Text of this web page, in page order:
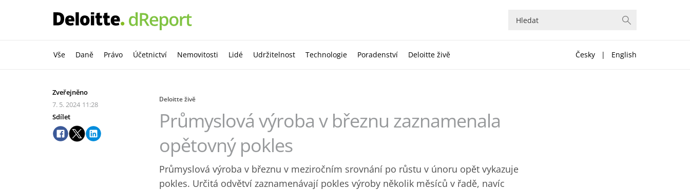
Vše Daně Právo Účetnictví Nemovitosti Lidé Udržitelnost Technologie Poradenství Deloitte živě Česky | English
Zveřejněno
7. 5. 2024 11:28
Sdílet
Deloitte živě
Průmyslová výroba v březnu zaznamenala
opětovný pokles
Průmyslová výroba v březnu v meziročním srovnání po růstu v únoru opět vykazuje
pokles. Určitá odvětví zaznamenávají pokles výroby několik měsíců v řadě, navíc